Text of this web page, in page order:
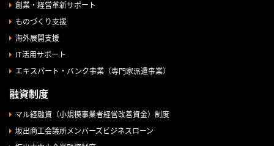
創業・経営革新サポート
ものづくり支援
海外展開支援
IT活用サポート
エキスパート・バンク事業（専門家派遣事業）
融資制度
マル経融資（小規模事業者経営改善資金）制度
坂出商工会議所メンバーズビジネスローン